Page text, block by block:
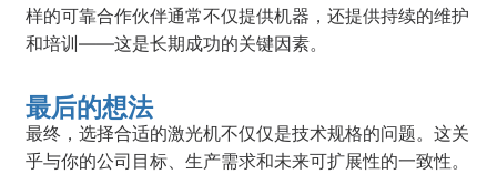
样的可靠合作伙伴通常不仅提供机器，还提供持续的维护
和培训——这是长期成功的关键因素。
最后的想法
最终，选择合适的激光机不仅仅是技术规格的问题。这关
乎与你的公司目标、生产需求和未来可扩展性的一致性。